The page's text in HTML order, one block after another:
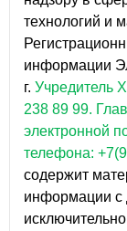
технологий и
информации
г. Учредитель
238 89 99.
электронной
телефона:
содержит
информации с